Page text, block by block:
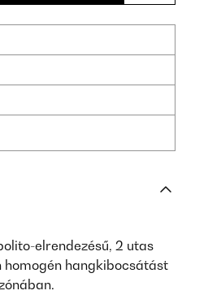
elrendezésű, 2 utas
homogén hangkibocsátást